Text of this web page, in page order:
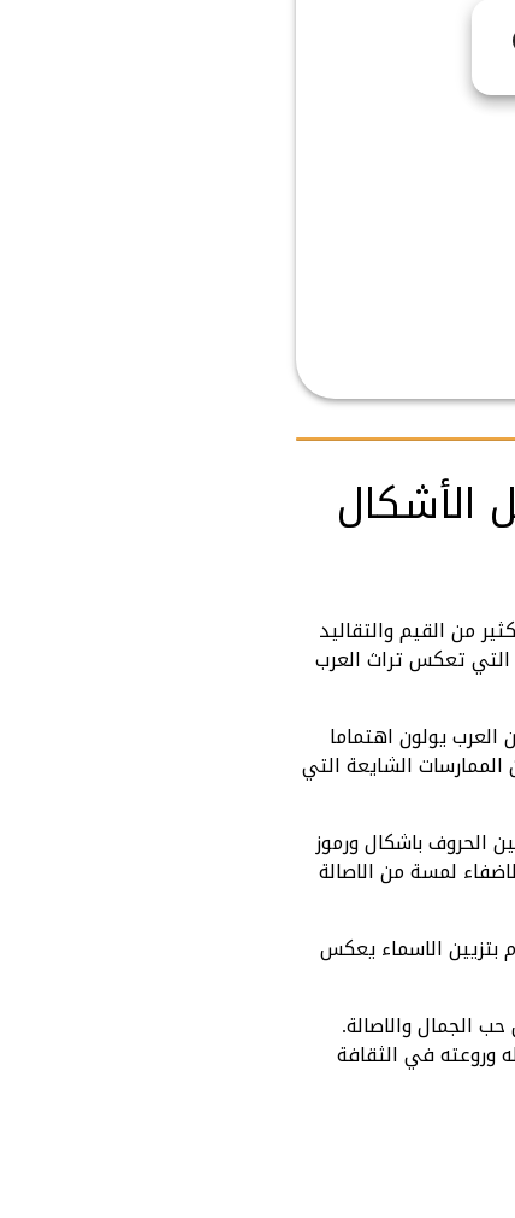
الأشكال
من القيم والتقاليد
التي تعكس تراث العرب
العرب يولون اهتماما
الممارسات الشايعة التي
الحروف باشكال ورموز
لمسة من الاصالة
بتزيين الاسماء يعكس
الجمال والاصالة.
وروعته في الثقافة